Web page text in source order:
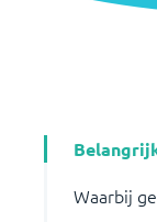
Waarbij